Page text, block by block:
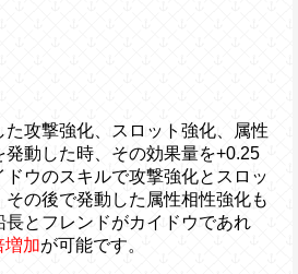
攻撃強化、スロット強化、属性
動した時、その効果量を+0.25
ウのスキルで攻撃強化とスロッ
その後で発動した属性相性強化も
とフレンドがカイドウであれ
増加が可能です。